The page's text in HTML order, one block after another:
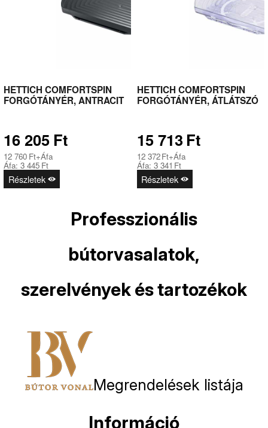
HETTICH COMFORTSPIN
FORGÓTÁNYÉR, ANTRACIT
16 205Ft
12 760 Ft+Áfa
Áfa: 3 445 Ft
Részletek
HETTICH COMFORTSPIN
FORGÓTÁNYÉR, ÁTLÁTSZÓ
15 713Ft
12 372Ft+Áfa
Áfa: 3 341 Ft
Részletek
Professzionális
bútorvasalatok,
szerelvények és tartozékok
Megrendelések listája
Információ